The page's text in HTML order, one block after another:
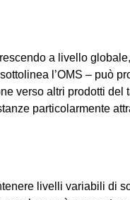
a livello
l’OMS – può
verso altri prodotti del
particolarmente
livelli variabili di